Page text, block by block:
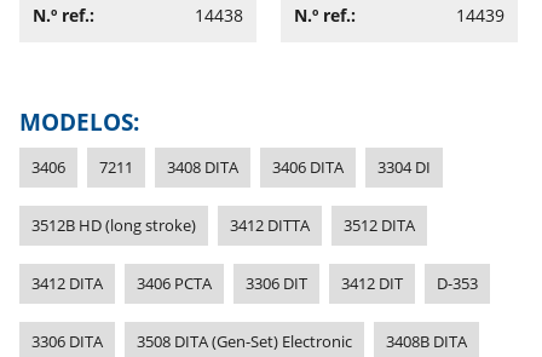
N.º ref.:
14438
N.º ref.:
14439
MODELOS:
3406 7211 3408 DITA 3406 DITA 3304 DI
3512B HD (long stroke) 3412 DITTA 3512 DITA
3412 DITA 3406 PCTA 3306 DIT 3412 DIT D-353
3306 DITA 3508 DITA (Gen-Set) Electronic 3408B DITA